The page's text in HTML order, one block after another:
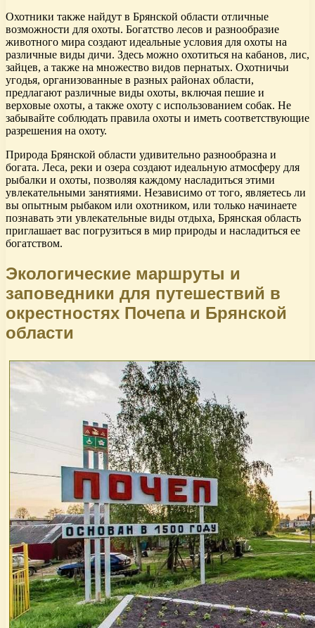
Охотники также найдут в Брянской области отличные
возможности для охоты. Богатство лесов и разнообразие
животного мира создают идеальные условия для охоты на
различные виды дичи. Здесь можно охотиться на кабанов, лис,
зайцев, а также на множество видов пернатых. Охотничьи
угодья, организованные в разных районах области,
предлагают различные виды охоты, включая пешие и
верховые охоты, а также охоту с использованием собак. Не
забывайте соблюдать правила охоты и иметь соответствующие
разрешения на охоту.
Природа Брянской области удивительно разнообразна и
богата. Леса, реки и озера создают идеальную атмосферу для
рыбалки и охоты, позволяя каждому насладиться этими
увлекательными занятиями. Независимо от того, являетесь ли
вы опытным рыбаком или охотником, или только начинаете
познавать эти увлекательные виды отдыха, Брянская область
приглашает вас погрузиться в мир природы и насладиться ее
богатством.
Экологические маршруты и
заповедники для путешествий в
окрестностях Почепа и Брянской
области